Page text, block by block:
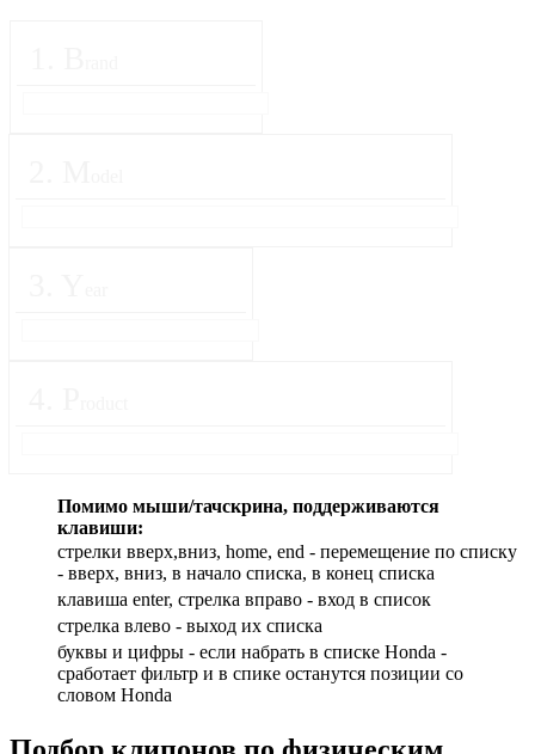
Помимо мыши/тачскрина, поддерживаются
клавиши:
стрелки вверх,вниз, home, end - перемещение по списку
- вверх, вниз, в начало списка, в конец списка
клавиша enter, стрелка вправо - вход в список
cтрелка влево - выход их списка
буквы и цифры - если набрать в списке Honda -
сработает фильтр и в спике останутся позиции со
словом Honda